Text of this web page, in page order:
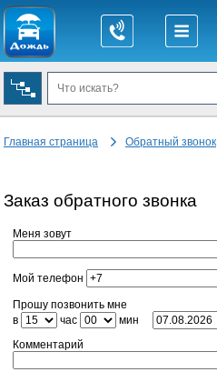
Главная страница Обратный звонок
Заказ обратного звонка
Меня зовут
Мой телефон
Прошу позвонить мне
в
час
мин
Комментарий